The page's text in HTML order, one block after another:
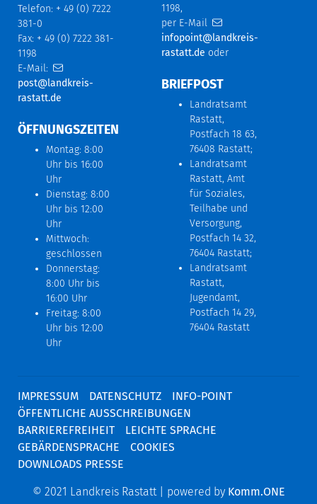
Telefon: + 49 (0) 7222
381-0
Fax: + 49 (0) 7222 381-
1198
E-Mail:
post@landkreis-
rastatt.de
ÖFFNUNGSZEITEN
Montag: 8:00
Uhr bis 16:00
Uhr
Dienstag: 8:00
Uhr bis 12:00
Uhr
Mittwoch:
geschlossen
Donnerstag:
8:00 Uhr bis
16:00 Uhr
Freitag: 8:00
Uhr bis 12:00
Uhr
1198,
per E-Mail
infopoint@landkreis-
rastatt.de oder
BRIEFPOST
Landratsamt
Rastatt,
Postfach 18 63,
76408 Rastatt;
Landratsamt
Rastatt, Amt
für Soziales,
Teilhabe und
Versorgung,
Postfach 14 32,
76404 Rastatt;
Landratsamt
Rastatt,
Jugendamt,
Postfach 14 29,
76404 Rastatt
IMPRESSUM DATENSCHUTZ
INFO-POINT
ÖFFENTLICHE AUSSCHREIBUNGEN
BARRIEREFREIHEIT
LEICHTE SPRACHE
GEBÄRDENSPRACHE
COOKIES
DOWNLOADS PRESSE
© 2021 Landkreis Rastatt | powered by Komm.ONE